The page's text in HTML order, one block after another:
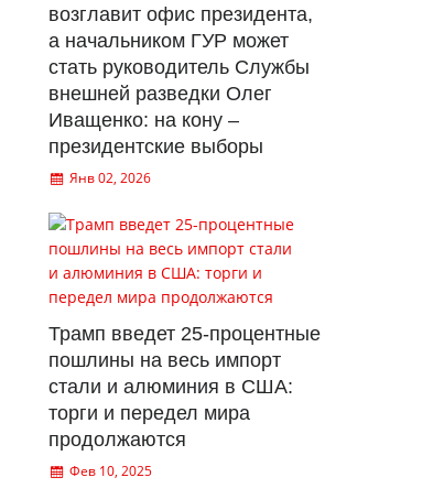
возглавит офис президента,
а начальником ГУР может
стать руководитель Службы
внешней разведки Олег
Иващенко: на кону –
президентские выборы
Янв 02, 2026
Трамп введет 25-процентные
пошлины на весь импорт
стали и алюминия в США:
торги и передел мира
продолжаются
Фев 10, 2025